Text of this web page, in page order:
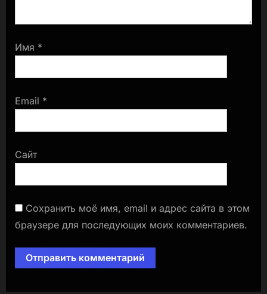
Имя *
Email *
Сайт
Сохранить моё имя, email и адрес сайта в этом
браузере для последующих моих комментариев.